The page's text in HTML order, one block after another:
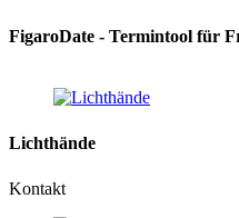
FigaroDate - Termintool für
Lichthände
Kontakt